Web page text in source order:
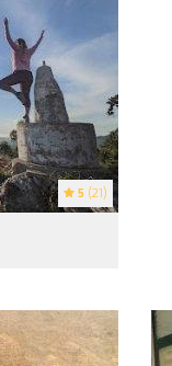
5 (21)